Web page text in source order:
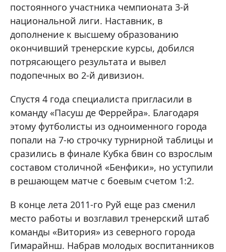
постоянного участника чемпионата 3-й
национальной лиги. Наставник, в
дополнение к высшему образованию
окончивший тренерские курсы, добился
потрясающего результата и вывел
подопечных во 2-й дивизион.
Спустя 4 года специалиста пригласили в
команду «Пасуш де Феррейра». Благодаря
этому футболисты из одноименного города
попали на 7-ю строчку турнирной таблицы и
сразились в финале Кубка бвин со взрослым
составом столичной «Бенфики», но уступили
в решающем матче с боевым счетом 1:2.
В конце лета 2011-го Руй еще раз сменил
место работы и возглавил тренерский штаб
команды «Витория» из северного города
Гимарайнш. Набрав молодых воспитанников